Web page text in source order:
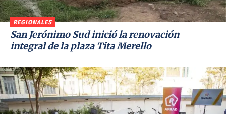
REGIONALES
San Jerónimo Sud inició la renovación
integral de la plaza Tita Merello